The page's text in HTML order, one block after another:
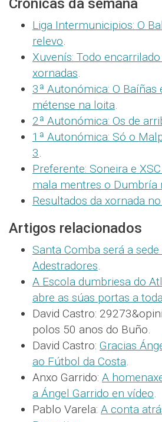
Crónicas da semana
Liga Intermunicipios: O
relevo.
Xuvenís: Todo
xornadas.
3ª Autonómica: O Baíñas
métense na loita.
2ª Autonómica: Os de
1ª Autonómica: Só o
3.
Preferente: Soneira e
mala mentres o Dumbría
Resultados da xornada
Artigos relacionados
Santa Comba será a
Adestradores.
A Escola dumbriesa do
abre as súas portas a
David Castro:
polos 50 anos do Buño.
David Castro: Gracias
ao Fútbol da Costa.
Anxo Garrido: A
a Ángel Garrido en vídeo.
Pablo Varela: A conta